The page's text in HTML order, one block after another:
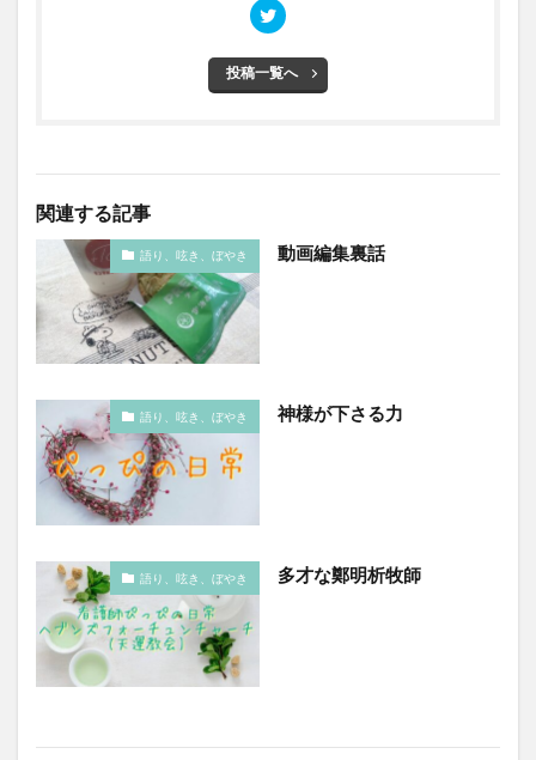
投稿一覧へ
関連する記事
語り、呟き、ぼやき 動画編集裏話
語り、呟き、ぼやき 神様が下さる力
語り、呟き、ぼやき 多才な鄭明析牧師